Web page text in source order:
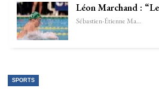
Léon Marchand :
Sébastien-Étienne Marechal
SPORTS